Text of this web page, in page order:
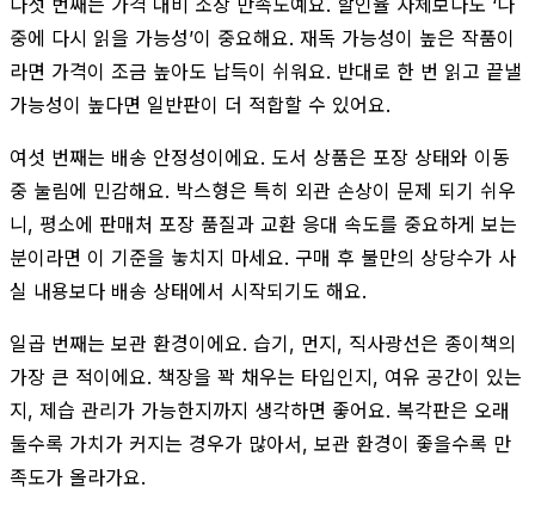
중에 다시 읽을 가능성’이 중요해요. 재독 가능성이 높은 작품이
라면 가격이 조금 높아도 납득이 쉬워요. 반대로 한 번 읽고 끝낼
가능성이 높다면 일반판이 더 적합할 수 있어요.
여섯 번째는 배송 안정성이에요. 도서 상품은 포장 상태와 이동
중 눌림에 민감해요. 박스형은 특히 외관 손상이 문제 되기 쉬우
니, 평소에 판매처 포장 품질과 교환 응대 속도를 중요하게 보는
분이라면 이 기준을 놓치지 마세요. 구매 후 불만의 상당수가 사
실 내용보다 배송 상태에서 시작되기도 해요.
일곱 번째는 보관 환경이에요. 습기, 먼지, 직사광선은 종이책의
가장 큰 적이에요. 책장을 꽉 채우는 타입인지, 여유 공간이 있는
지, 제습 관리가 가능한지까지 생각하면 좋어요. 복각판은 오래
둘수록 가치가 커지는 경우가 많아서, 보관 환경이 좋을수록 만
족도가 올라가요.